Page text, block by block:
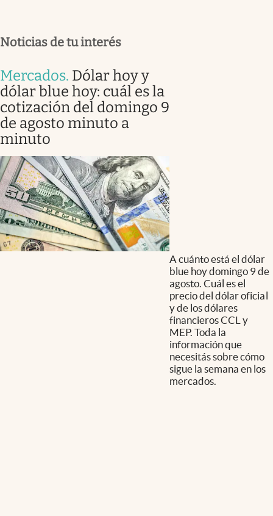
Noticias de tu interés
Mercados. Dólar hoy y
dólar blue hoy: cuál es la
cotización del domingo 9
de agosto minuto a
minuto
A cuánto está el dólar
blue hoy domingo 9 de
agosto. Cuál es el
precio del dólar oficial
y de los dólares
financieros CCL y
MEP. Toda la
información que
necesitás sobre cómo
sigue la semana en los
mercados.